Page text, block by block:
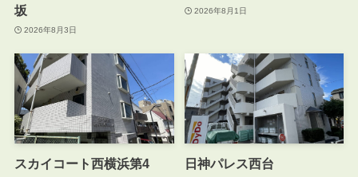
坂
2026年8月3日
2026年8月1日
スカイコート西横浜第4 日神パレス西台